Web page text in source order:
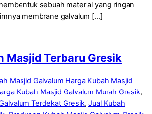
sebuah material yang ringan
membrane galvalum […]
Masjid Terbaru Gresik
Masjid Galvalum Harga Kubah Masjid
Kubah Masjid Galvalum Murah Gresik,
Terdekat Gresik, Jual Kubah